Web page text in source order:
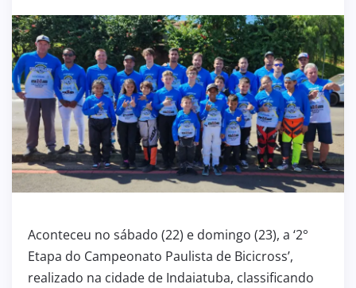
Aconteceu no sábado (22) e domingo (23), a ‘2°
Etapa do Campeonato Paulista de Bicicross’,
realizado na cidade de Indaiatuba, classificando